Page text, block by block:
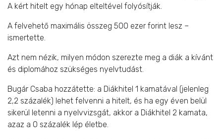
A kért hitelt egy hónap elteltével folyósítják.
A felvehető maximális összeg 500 ezer forint lesz –
ismertette.
Azt nem nézik, milyen módon szerezte meg a diák a kívánt
és diplomához szükséges nyelvtudást.
Bugár Csaba hozzátette: a Diákhitel 1 kamatával (jelenleg
2,2 százalék) lehet felvenni a hitelt, és ha egy éven belül
sikerül letenni a nyelvvizsgát, akkor a Diákhitel 2 kamata,
azaz a 0 százalék lép életbe.